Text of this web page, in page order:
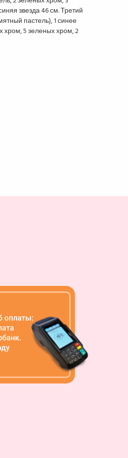
звезда 46 см. Третий
пастель), 1 синее
хром, 5 зеленых хром, 2